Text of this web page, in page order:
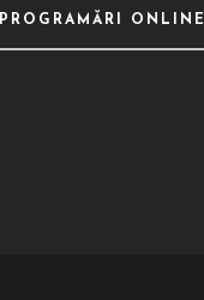
PROGRAMĂRI ONLINE